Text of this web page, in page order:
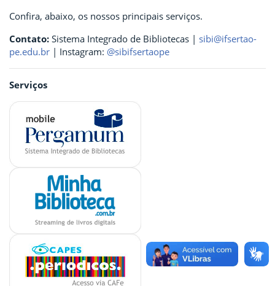
Confira, abaixo, os nossos principais serviços.
Contato: Sistema Integrado de Bibliotecas | sibi@ifsertao-
pe.edu.br | Instagram: @sibifsertaope
Serviços